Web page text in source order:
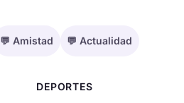
💬 Amistad 💬 Actualidad
DEPORTES